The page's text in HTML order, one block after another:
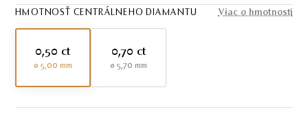
HMOTNOSŤ CENTRÁLNEHO DIAMANTU Viac o hmotnosti
0,50 ct
ø 5,00 mm
0,70 ct
ø 5,70 mm